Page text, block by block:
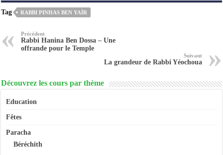
Tag RABBI PINHAS BEN YAÏR
Précédent
Rabbi Hanina Ben Dossa – Une
offrande pour le Temple
Suivant
La grandeur de Rabbi Yéochoua
Découvrez les cours par thème
Education
Fêtes
Paracha
Béréchith